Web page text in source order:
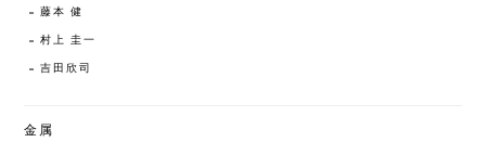
藤本 健
村上 圭一
吉田欣司
金属